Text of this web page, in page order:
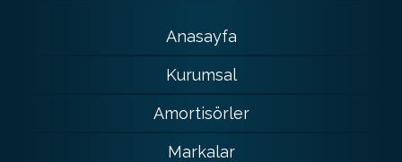
Anasayfa
Kurumsal
Amortisörler
Markalar